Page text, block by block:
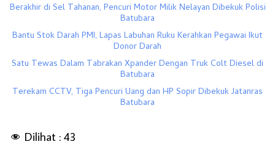
Berakhir di Sel Tahanan, Pencuri Motor Milik Nelayan Dibekuk Polisi
Batubara
Bantu Stok Darah PMI, Lapas Labuhan Ruku Kerahkan Pegawai Ikut
Donor Darah
Satu Tewas Dalam Tabrakan Xpander Dengan Truk Colt Diesel di
Batubara
Terekam CCTV, Tiga Pencuri Uang dan HP Sopir Dibekuk Jatanras
Batubara
Dilihat : 43